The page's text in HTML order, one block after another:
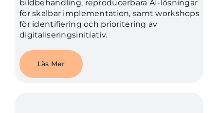
bildbehandling, reproducerbara AI-lösningar
för skalbar implementation, samt workshops
för identifiering och prioritering av
digitaliseringsinitiativ.
Läs Mer